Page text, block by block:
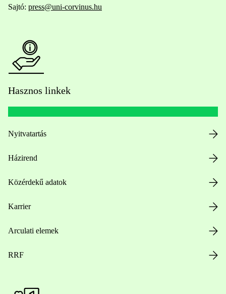
Sajtó: press@uni-corvinus.hu
Hasznos linkek
Nyitvatartás
Házirend
Közérdekű adatok
Karrier
Arculati elemek
RRF